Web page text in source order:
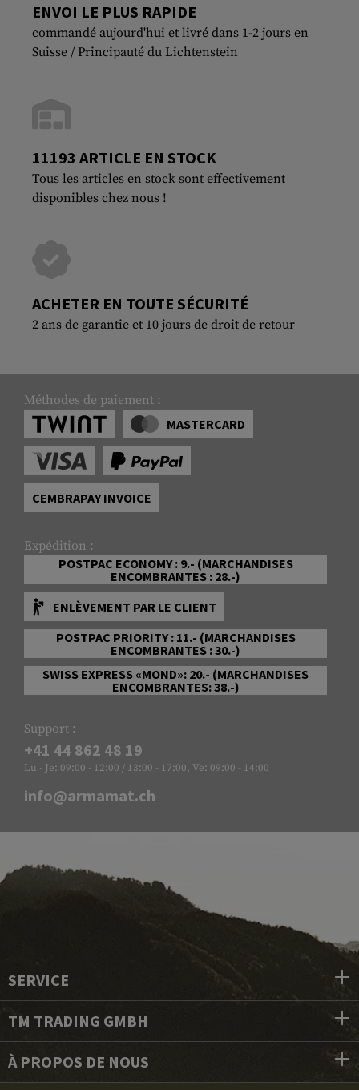
ENVOI LE PLUS RAPIDE
commandé aujourd'hui et livré dans 1-2 jours en
Suisse / Principauté du Lichtenstein
11193 ARTICLE EN STOCK
Tous les articles en stock sont effectivement
disponibles chez nous !
ACHETER EN TOUTE SÉCURITÉ
2 ans de garantie et 10 jours de droit de retour
Méthodes de paiement :
MASTERCARD
CEMBRAPAY INVOICE
Expédition :
POSTPAC ECONOMY : 9.- (MARCHANDISES
ENCOMBRANTES : 28.-)
ENLÈVEMENT PAR LE CLIENT
POSTPAC PRIORITY : 11.- (MARCHANDISES
ENCOMBRANTES : 30.-)
SWISS EXPRESS «MOND»: 20.- (MARCHANDISES
ENCOMBRANTES: 38.-)
Support :
+41 44 862 48 19
Lu - Je: 09:00 - 12:00 / 13:00 - 17:00, Ve: 09:00 - 14:00
info@armamat.ch
SERVICE
TM TRADING GMBH
À PROPOS DE NOUS